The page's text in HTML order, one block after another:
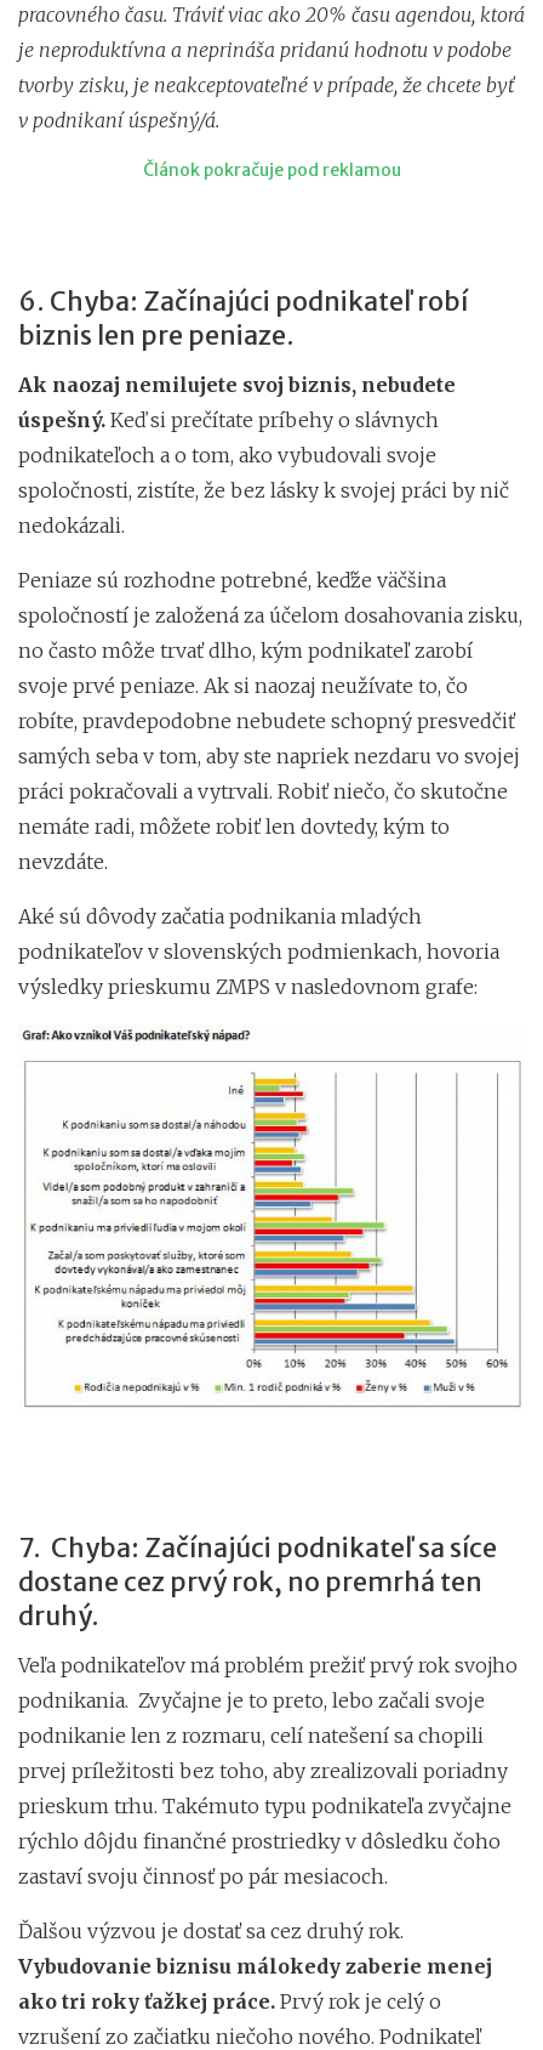
pracovného času. Tráviť viac ako 20% času agendou, ktorá
je neproduktívna a neprináša pridanú hodnotu v podobe
tvorby zisku, je neakceptovateľné v prípade, že chcete byť
v podnikaní úspešný/á.
Článok pokračuje pod reklamou
6. Chyba: Začínajúci podnikateľ robí
biznis len pre peniaze.
Ak naozaj nemilujete svoj biznis, nebudete
úspešný. Keď si prečítate príbehy o slávnych
podnikateľoch a o tom, ako vybudovali svoje
spoločnosti, zistíte, že bez lásky k svojej práci by nič
nedokázali.
Peniaze sú rozhodne potrebné, keďže väčšina
spoločností je založená za účelom dosahovania zisku,
no často môže trvať dlho, kým podnikateľ zarobí
svoje prvé peniaze. Ak si naozaj neužívate to, čo
robíte, pravdepodobne nebudete schopný presvedčiť
samých seba v tom, aby ste napriek nezdaru vo svojej
práci pokračovali a vytrvali. Robiť niečo, čo skutočne
nemáte radi, môžete robiť len dovtedy, kým to
nevzdáte.
Aké sú dôvody začatia podnikania mladých
podnikateľov v slovenských podmienkach, hovoria
výsledky prieskumu ZMPS v nasledovnom grafe:
7. Chyba: Začínajúci podnikateľ sa síce
dostane cez prvý rok, no premrhá ten
druhý.
Veľa podnikateľov má problém prežiť prvý rok svojho
podnikania. Zvyčajne je to preto, lebo začali svoje
podnikanie len z rozmaru, celí natešení sa chopili
prvej príležitosti bez toho, aby zrealizovali poriadny
prieskum trhu. Takémuto typu podnikateľa zvyčajne
rýchlo dôjdu finančné prostriedky v dôsledku čoho
zastaví svoju činnosť po pár mesiacoch.
Ďalšou výzvou je dostať sa cez druhý rok.
Vybudovanie biznisu málokedy zaberie menej
ako tri roky ťažkej práce. Prvý rok je celý o
vzrušení zo začiatku niečoho nového. Podnikateľ